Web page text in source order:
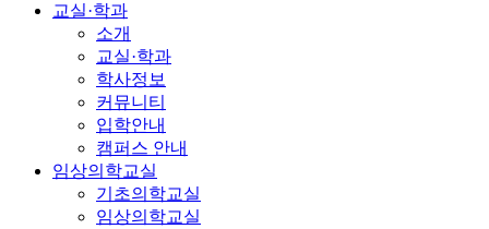
교실·학과
소개
교실·학과
학사정보
커뮤니티
입학안내
캠퍼스 안내
임상의학교실
기초의학교실
임상의학교실